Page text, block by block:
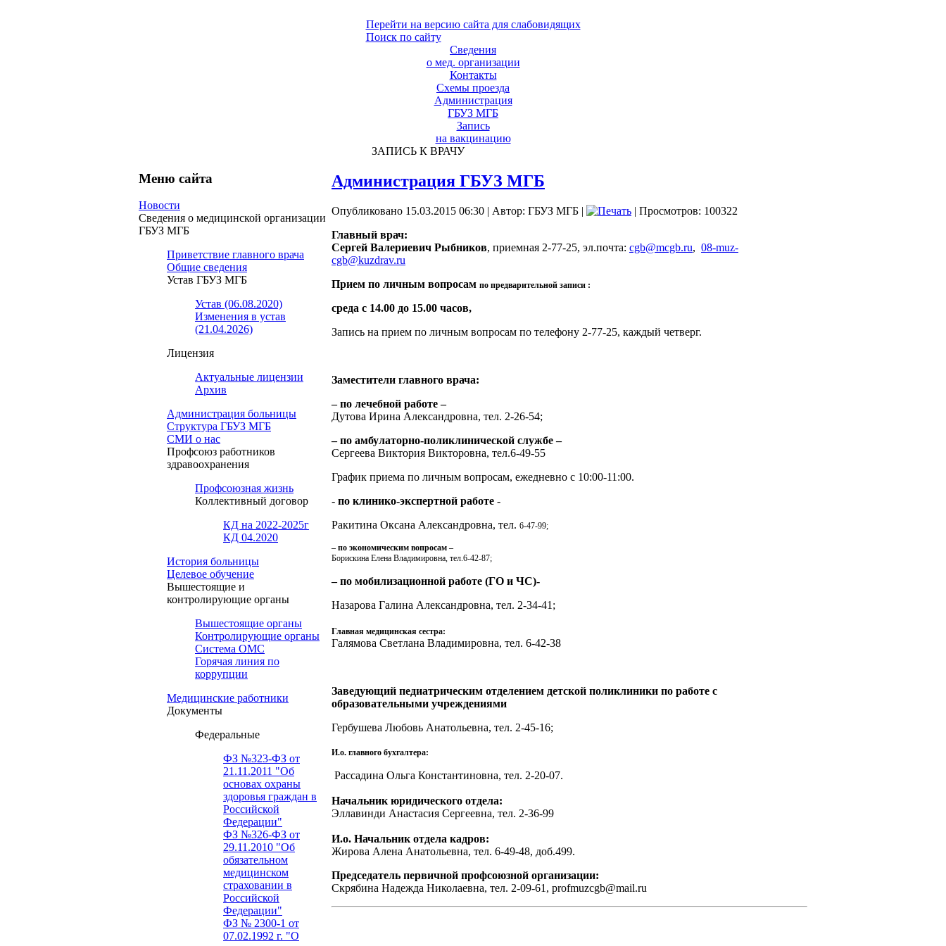
Перейти на версию сайта для слабовидящих
Поиск по сайту
Сведения
о мед. организации
Контакты
Схемы проезда
Администрация
ГБУЗ МГБ
Запись
на вакцинацию
ЗАПИСЬ К ВРАЧУ
Меню сайта
Новости
Сведения о медицинской организации
ГБУЗ МГБ
Приветствие главного врача
Общие сведения
Устав ГБУЗ МГБ
Устав (06.08.2020)
Изменения в устав
(21.04.2026)
Лицензия
Актуальные лицензии
Архив
Администрация больницы
Структура ГБУЗ МГБ
СМИ о нас
Профсоюз работников
здравоохранения
Профсоюзная жизнь
Коллективный договор
КД на 2022-2025г
КД 04.2020
История больницы
Целевое обучение
Вышестоящие и
контролирующие органы
Вышестоящие органы
Контролирующие органы
Система ОМС
Горячая линия по
коррупции
Медицинские работники
Документы
Федеральные
ФЗ №323-ФЗ от
21.11.2011 "Об
основах охраны
здоровья граждан в
Российской
Федерации"
ФЗ №326-ФЗ от
29.11.2010 "Об
обязательном
медицинском
страховании в
Российской
Федерации"
ФЗ № 2300-1 от
07.02.1992 г. "О
Администрация ГБУЗ МГБ
Опубликовано 15.03.2015 06:30 | Автор: ГБУЗ МГБ |
| Просмотров: 100322
Главный врач:
Сергей Валериевич Рыбников, приемная 2-77-25, эл.почта: cgb@mcgb.ru, 08-muz-
cgb@kuzdrav.ru
Прием по личным вопросам по предварительной записи :
среда с 14.00 до 15.00 часов,
Запись на прием по личным вопросам по телефону 2-77-25, каждый четверг.
Заместители главного врача:
– по лечебной работе –
Дутова Ирина Александровна, тел. 2-26-54;
– по амбулаторно-поликлинической службе –
Сергеева Виктория Викторовна, тел.6-49-55
График приема по личным вопросам, ежедневно с 10:00-11:00.
- по клинико-экспертной работе -
Ракитина Оксана Александровна, тел. 6-47-99;
– по экономическим вопросам –
Борискина Елена Владимировна, тел.6-42-87;
– по мобилизационной работе (ГО и ЧС)-
Назарова Галина Александровна, тел. 2-34-41;
Главная медицинская сестра:
Галямова Светлана Владимировна, тел. 6-42-38
Заведующий педиатрическим отделением детской поликлиники по работе с
образовательными учреждениями
Гербушева Любовь Анатольевна, тел. 2-45-16;
И.о. главного бухгалтера:
Рассадина Ольга Константиновна, тел. 2-20-07.
Начальник юридического отдела:
Эллавинди Анастасия Сергеевна, тел. 2-36-99
И.о. Начальник отдела кадров:
Жирова Алена Анатольевна, тел. 6-49-48, доб.499.
Председатель первичной профсоюзной организации:
Скрябина Надежда Николаевна, тел. 2-09-61, profmuzcgb@mail.ru